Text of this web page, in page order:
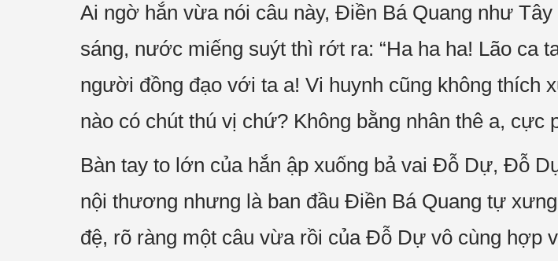
Ai ngờ hắn vừa nói câu này, Điền Bá Quang như
sáng, nước miếng suýt thì rớt ra: “Ha ha ha! Lão ca
người đồng đạo với ta a! Vi huynh cũng không thích
nào có chút thú vị chứ? Không bằng nhân thê a, cực
Bàn tay to lớn của hắn ập xuống bả vai Đỗ Dự, Đỗ
nội thương nhưng là ban đầu Điền Bá Quang tự
đệ, rõ ràng một câu vừa rồi của Đỗ Dự vô cùng hợp